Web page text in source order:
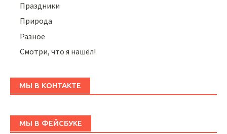
Праздники
Природа
Разное
Смотри, что я нашёл!
МЫ В КОНТАКТЕ
МЫ В ФЕЙСБУКЕ